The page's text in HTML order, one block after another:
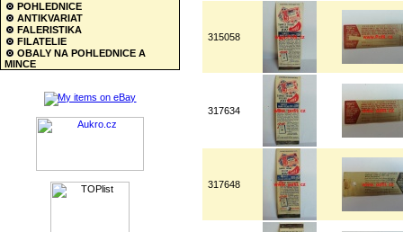
POHLEDNICE
ANTIKVARIAT
FALERISTIKA
FILATELIE
OBALY NA POHLEDNICE A
MINCE
315058
317634
317648